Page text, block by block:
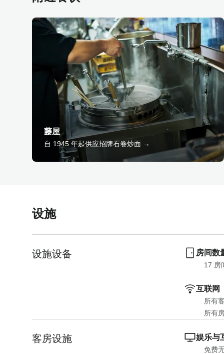
藤屋
自 1945 年起供应招牌石卷炒面 →
设施
设施设备 房间数
17 房
互联网
所有
所有
客房设施 娱乐与
免费